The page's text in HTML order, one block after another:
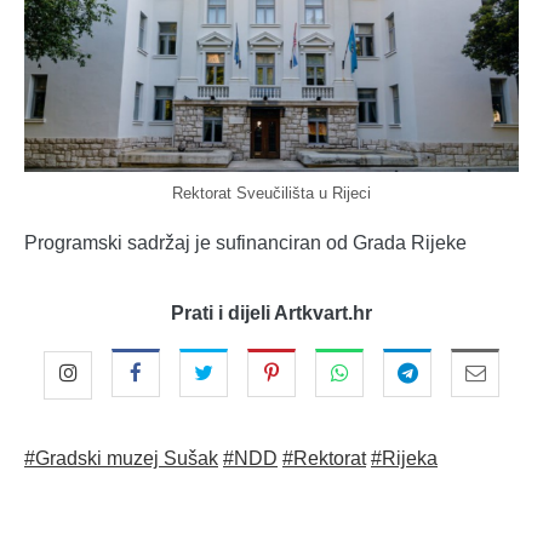
Rektorat Sveučilišta u Rijeci
Programski sadržaj je sufinanciran od Grada Rijeke
Prati i dijeli Artkvart.hr
#Gradski muzej Sušak #NDD #Rektorat #Rijeka